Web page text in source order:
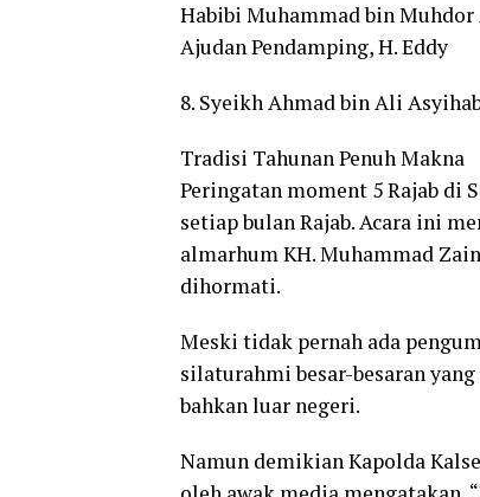
Habibi Muhammad bin
Ajudan Pendamping, H. Eddy
8. Syeikh Ahmad bin Ali
Tradisi Tahunan Penuh Makna
Peringatan moment 5 Rajab di
setiap bulan Rajab. Acara ini
almarhum KH. Muhammad
dihormati.
Meski tidak pernah ada
silaturahmi besar-besaran
bahkan luar negeri.
Namun demikian Kapolda